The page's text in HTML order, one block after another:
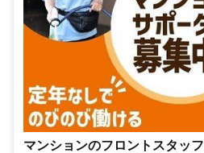
マンションのフロントスタッフ